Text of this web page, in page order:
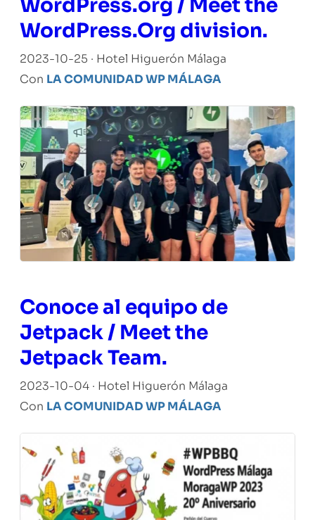
WordPress.org / Meet the
WordPress.Org division.
2023-10-25 · Hotel Higuerón Málaga
Con LA COMUNIDAD WP MÁLAGA
Conoce al equipo de
Jetpack / Meet the
Jetpack Team.
2023-10-04 · Hotel Higuerón Málaga
Con LA COMUNIDAD WP MÁLAGA